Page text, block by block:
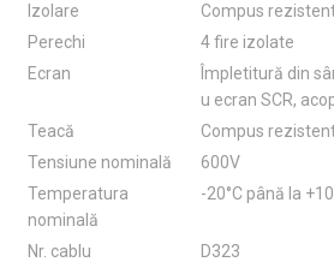
Izolare
Compus
Perechi
4 fire izolate
Ecran
Împletitură din
u ecran SCR,
Teacă
Compus
Tensiune nominală
600V
Temperatura
nominală
-20°C până la
Nr. cablu
D323